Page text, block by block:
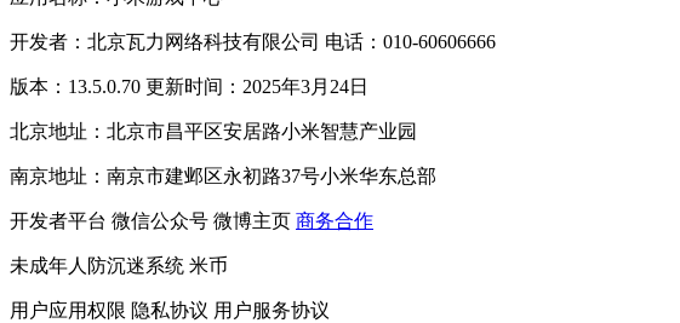
开发者：北京瓦力网络科技有限公司 电话：010-60606666
版本：13.5.0.70 更新时间：2025年3月24日
北京地址：北京市昌平区安居路小米智慧产业园
南京地址：南京市建邺区永初路37号小米华东总部
开发者平台 微信公众号 微博主页 商务合作
未成年人防沉迷系统 米币
用户应用权限 隐私协议 用户服务协议